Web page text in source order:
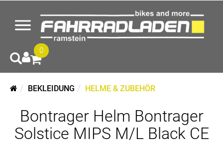
0
BEKLEIDUNG HELME & ZUBEHÖR
Bontrager Helm Bontrager
Solstice MIPS M/L Black CE